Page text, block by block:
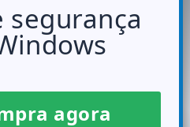
segurança
agora